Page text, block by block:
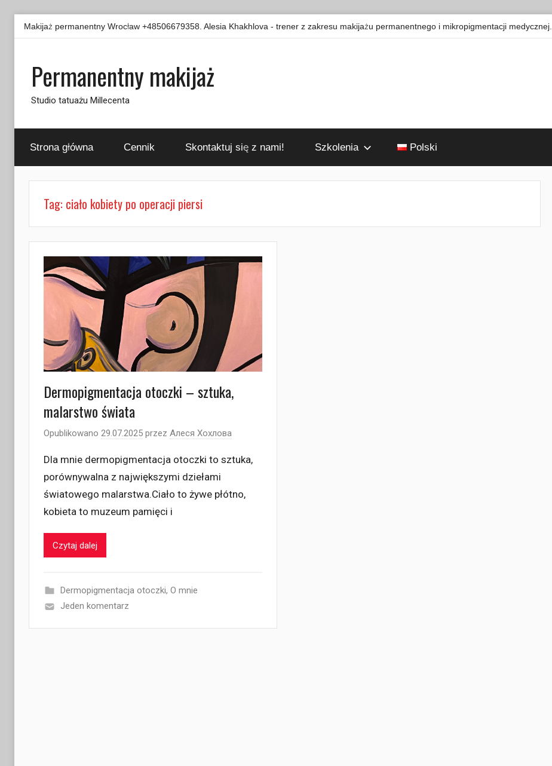
Przejdź
Makijaż permanentny Wrocław +48506679358. Alesia Khakhlova - trener z zakresu makijażu permanentnego i mikropigmentacji medycznej.
Permanentny makijaż
Studio tatuażu Millecenta
Strona główna Cennik Skontaktuj się z nami! Szkolenia Polski
Tag: ciało kobiety po operacji piersi
Dermopigmentacja otoczki – sztuka,
malarstwo świata
Opublikowano 29.07.2025 przez Алеся Хохлова
Dla mnie dermopigmentacja otoczki to sztuka,
porównywalna z największymi dziełami
światowego malarstwa.Ciało to żywe płótno,
kobieta to muzeum pamięci i
Czytaj dalej
Dermopigmentacja otoczki, O mnie
Jeden komentarz